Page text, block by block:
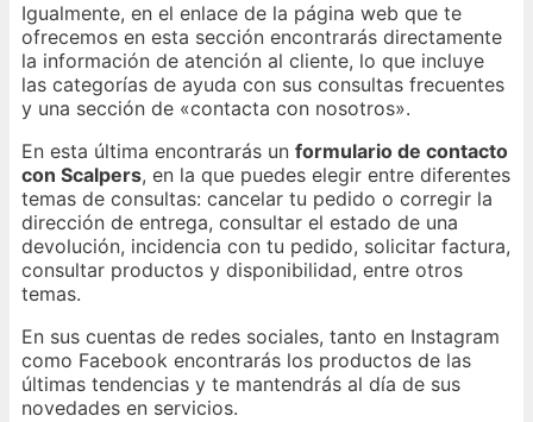
Igualmente, en el enlace de la página web que te
ofrecemos en esta sección encontrarás directamente
la información de atención al cliente, lo que incluye
las categorías de ayuda con sus consultas frecuentes
y una sección de «contacta con nosotros».
En esta última encontrarás un formulario de contacto
con Scalpers, en la que puedes elegir entre diferentes
temas de consultas: cancelar tu pedido o corregir la
dirección de entrega, consultar el estado de una
devolución, incidencia con tu pedido, solicitar factura,
consultar productos y disponibilidad, entre otros
temas.
En sus cuentas de redes sociales, tanto en Instagram
como Facebook encontrarás los productos de las
últimas tendencias y te mantendrás al día de sus
novedades en servicios.